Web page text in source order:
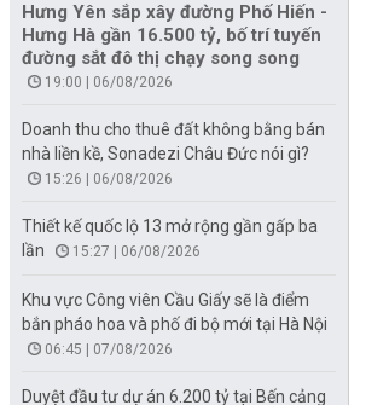
Hưng Yên sắp xây đường Phố Hiến -
Hưng Hà gần 16.500 tỷ, bố trí tuyến
đường sắt đô thị chạy song song
19:00 | 06/08/2026
Doanh thu cho thuê đất không bằng bán
nhà liền kề, Sonadezi Châu Đức nói gì?
15:26 | 06/08/2026
Thiết kế quốc lộ 13 mở rộng gần gấp ba
lần
15:27 | 06/08/2026
Khu vực Công viên Cầu Giấy sẽ là điểm
bắn pháo hoa và phố đi bộ mới tại Hà Nội
06:45 | 07/08/2026
Duyệt đầu tư dự án 6.200 tỷ tại Bến cảng